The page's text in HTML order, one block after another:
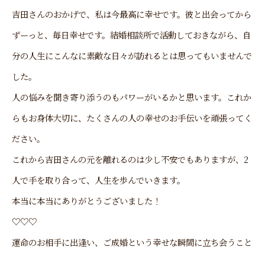
吉田さんのおかげで、私は今最高に幸せです。彼と出会ってから
ずーっと、毎日幸せです。結婚相談所で活動しておきながら、自
分の人生にこんなに素敵な日々が訪れるとは思ってもいませんで
した。
人の悩みを聞き寄り添うのもパワーがいるかと思います。これか
らもお身体大切に、たくさんの人の幸せのお手伝いを頑張ってく
ださい。
これから吉田さんの元を離れるのは少し不安でもありますが、2
人で手を取り合って、人生を歩んでいきます。
本当に本当にありがとうございました！
♡♡♡
運命のお相手に出逢い、ご成婚という幸せな瞬間に立ち会うこと